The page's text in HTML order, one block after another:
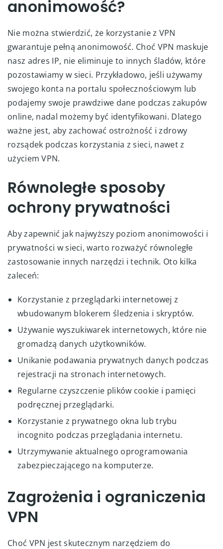
anonimowość?
Nie można stwierdzić, że korzystanie z VPN
gwarantuje pełną anonimowość. Choć VPN maskuje
nasz adres IP, nie eliminuje to innych śladów, które
pozostawiamy w sieci. Przykładowo, jeśli używamy
swojego konta na portalu społecznościowym lub
podajemy swoje prawdziwe dane podczas zakupów
online, nadal możemy być identyfikowani. Dlatego
ważne jest, aby zachować ostrożność i zdrowy
rozsądek podczas korzystania z sieci, nawet z
użyciem VPN.
Równoległe sposoby
ochrony prywatności
Aby zapewnić jak najwyższy poziom anonimowości i
prywatności w sieci, warto rozważyć równoległe
zastosowanie innych narzędzi i technik. Oto kilka
zaleceń:
Korzystanie z przeglądarki internetowej z
wbudowanym blokerem śledzenia i skryptów.
Używanie wyszukiwarek internetowych, które nie
gromadzą danych użytkowników.
Unikanie podawania prywatnych danych podczas
rejestracji na stronach internetowych.
Regularne czyszczenie plików cookie i pamięci
podręcznej przeglądarki.
Korzystanie z prywatnego okna lub trybu
incognito podczas przeglądania internetu.
Utrzymywanie aktualnego oprogramowania
zabezpieczającego na komputerze.
Zagrożenia i ograniczenia
VPN
Choć VPN jest skutecznym narzędziem do